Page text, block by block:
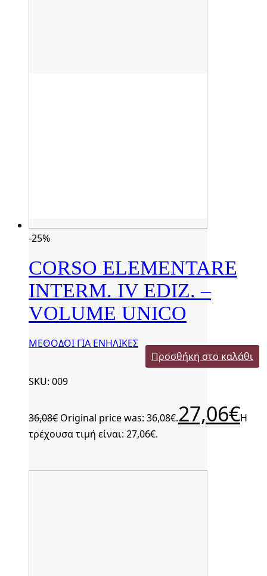
-25%
CORSO ELEMENTARE
INTERM. IV EDIZ. –
VOLUME UNICO
ΜΕΘΟΔΟΙ ΓΙΑ ΕΝΗΛΙΚΕΣ
Προσθήκη στο καλάθι
SKU: 009
36,08€ Original price was: 36,08€.27,06€Η
τρέχουσα τιμή είναι: 27,06€.